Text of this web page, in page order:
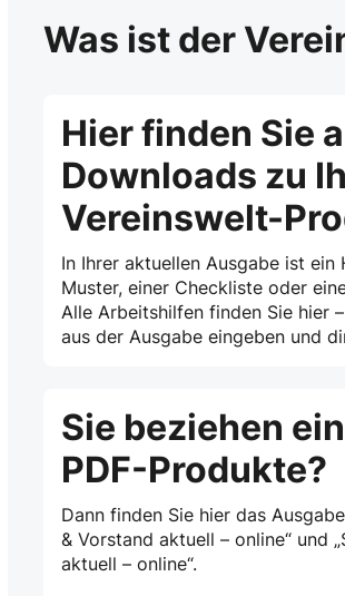
Was ist der
Hier finden Sie
Downloads zu
Vereinswelt-
In Ihrer aktuellen Ausgabe ist ein
Muster, einer Checkliste oder
Alle Arbeitshilfen finden Sie hier
aus der Ausgabe eingeben und
Sie beziehen
PDF-Produkte?
Dann finden Sie hier das
& Vorstand aktuell – online“ und
aktuell – online“.